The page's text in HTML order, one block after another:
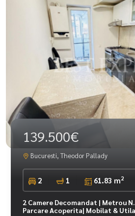
139.500€
Bucuresti, Theodor Pallady
2 1 61.83 m2
2 Camere Decomandat | Metrou
Parcare Acoperita| Mobilat &